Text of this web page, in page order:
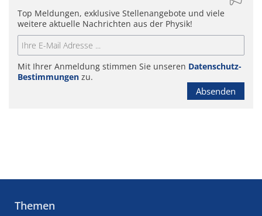
Top Meldungen, exklusive Stellenangebote und viele
weitere aktuelle Nachrichten aus der Physik!
Mit Ihrer Anmeldung stimmen Sie unseren Datenschutz-
Bestimmungen zu.
Absenden
Themen